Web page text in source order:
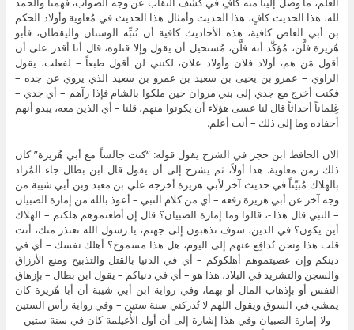
لله، هذا الحديث كافٍ، هذا الحديث وأمثال هذا الحديث في مُعاوية وأولاد الحكم
بن أبي العاص كافية، هذه الأحاديث كافية أن تُنبِّه الوسنان واليقظان، فأبو
هُريرة فلَّن، مُؤكَّد أنه فلَّن، مُستحيل أن يقول وإلا قتلوه، قال أنا أقدر على أن
أقول مَن هم، أولاد فلان وأولاد علان، لكنني لن أقول طبعاً – لفعلت، يقول
الراوي – عمرو بن يحيى بن سعيد بن عمرو بن سعيد الذي يروي عن جده –
فكنت أخرج مع جدي إلى بني مروان حين ملكوا بالشام فإذا رآهم – أي جدي –
غِلماناً أحداثاً قال لنا عسى هؤلاء أن يكونوا منهم، قلنا – أي الذين معه، يبدو أنهم
أحفاده وما إلى ذلك – أنت أعلم.
الآن الحافظ ابن حجر في الشرح يقول قوله: “كنت جالساً مع أبي هُريرة” كان
ذلك زمن معاوية. هذا أولاً، ثم يشرح إلى أن يقول قال ابن بطال جاء المُراد
بالهلاك مُبيّناً في حديث آخر لأبي هريرة أخرجه علي بن معبد وبن أبي شيبة من
وجه آخر عن أبي هريرة رفعه – أي من كلام النبي – أعوذ بالله من إمارة الصبيان
– النبي قال هذا -، قالوا وما إمارة الصبيان؟ قال إن أطعتموهم هلكتم – الهلاك
أين يكون؟ في الدين، سوف تذهبون إلى جهنم، يا رسول الله نعتذر منك، أنت
قلت هذا ونحن نُدافِع عنهم إلى اليوم، هل هذا مسموح؟ أهلك نفسك – أي في
دينكم وإن عصيتموهم أهلكوكم – أي في الدنيا بالقتل والتذبيح ومنع الأرزاق
والسجن والتشريد في البلاد، هذا هو – أي في دنياكم – يقول ابن بطال – بإزهاق
النفس أو بإذهاب المال أو بهما، وفي رواية ابن أبي شيبة أن أبا هُريرة كان
يمشي في السوق ويقول اللهم لا تُدركني سنة ستين – وفي رواية رأس الستين
– ولا إمارة الصبيان وفي هذا إشارة إلى أن أول الأُغيلمة كان في سنة ستين –